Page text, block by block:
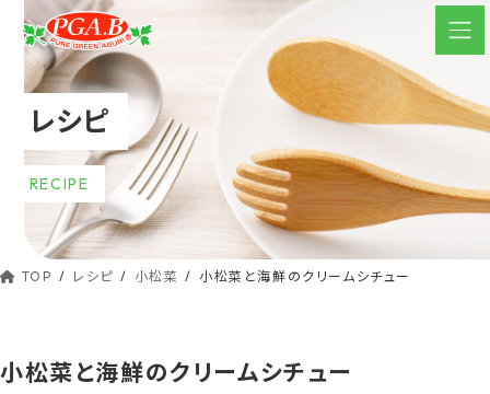
レシピ
RECIPE
TOP レシピ 小松菜 小松菜と海鮮のクリームシチュー
小松菜と海鮮のクリームシチュー